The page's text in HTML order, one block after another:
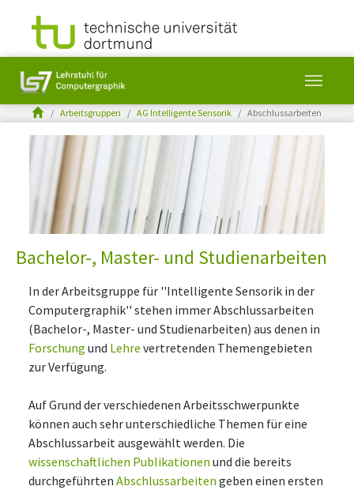
Skip to main content
You are here:Arbeitsgruppen AG Intelligente Sensorik Abschlussarbeiten
Bachelor-, Master- und Studienarbeiten
In der Arbeitsgruppe für ''Intelligente Sensorik in der
Computergraphik'' stehen immer Abschlussarbeiten
(Bachelor-, Master- und Studienarbeiten) aus denen in
Forschung und Lehre vertretenden Themengebieten
zur Verfügung.
Auf Grund der verschiedenen Arbeitsschwerpunkte
können auch sehr unterschiedliche Themen für eine
Abschlussarbeit ausgewählt werden. Die
wissenschaftlichen Publikationen und die bereits
durchgeführten Abschlussarbeiten geben einen ersten